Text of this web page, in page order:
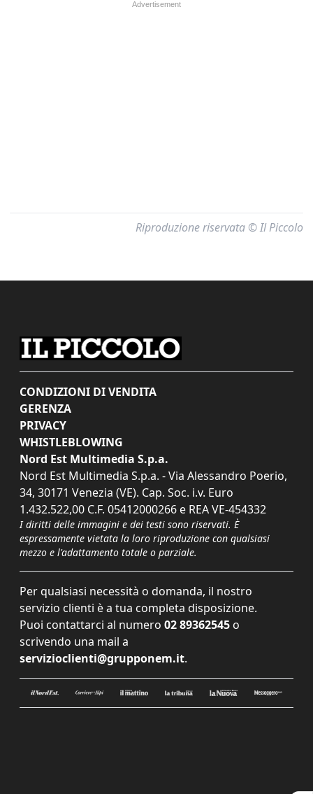
Riproduzione riservata © Il Piccolo
CONDIZIONI DI VENDITA
GERENZA
PRIVACY
WHISTLEBLOWING
Nord Est Multimedia S.p.a.
Nord Est Multimedia S.p.a. - Via Alessandro Poerio,
34, 30171 Venezia (VE). Cap. Soc. i.v. Euro
1.432.522,00 C.F. 05412000266 e REA VE-454332
I diritti delle immagini e dei testi sono riservati. È
espressamente vietata la loro riproduzione con qualsiasi
mezzo e l'adattamento totale o parziale.
Per qualsiasi necessità o domanda, il nostro
servizio clienti è a tua completa disposizione.
Puoi contattarci al numero 02 89362545 o
scrivendo una mail a
servizioclienti@grupponem.it.